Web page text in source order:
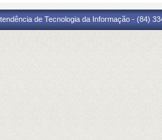
de Tecnologia da Informação - (84)